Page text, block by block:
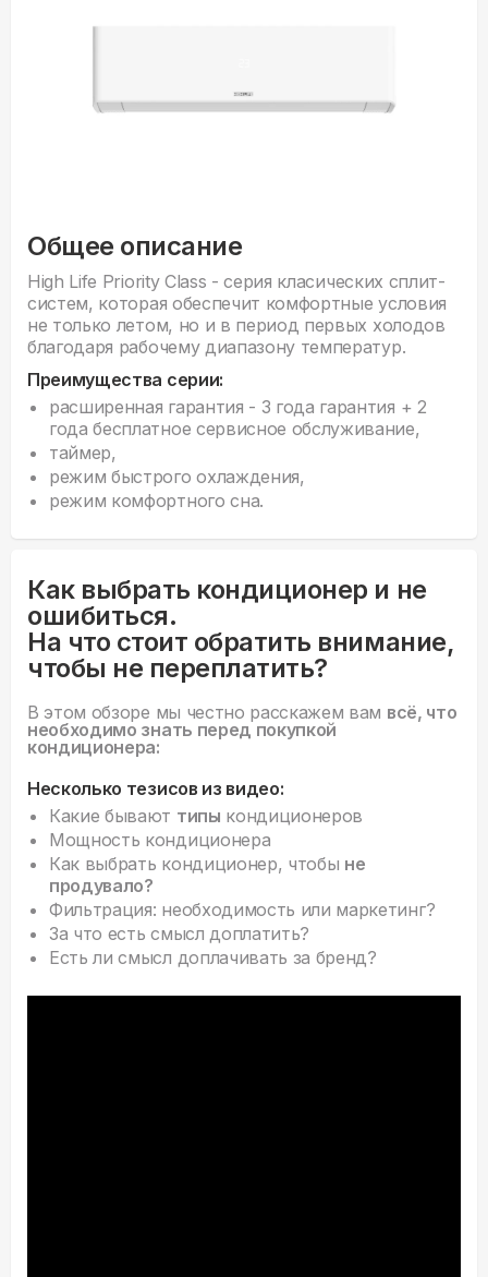
Общее описание
High Life Priority Class - серия класических сплит-
систем, которая обеспечит комфортные условия
не только летом, но и в период первых холодов
благодаря рабочему диапазону температур.
Преимущества серии:
расширенная гарантия - 3 года гарантия + 2
года бесплатное сервисное обслуживание,
таймер,
режим быстрого охлаждения,
режим комфортного сна.
Как выбрать кондиционер и не
ошибиться.
На что стоит обратить внимание,
чтобы не переплатить?
В этом обзоре мы честно расскажем вам всё, что
необходимо знать перед покупкой
кондиционера:
Несколько тезисов из видео:
Какие бывают типы кондиционеров
Мощность кондиционера
Как выбрать кондиционер, чтобы не
продувало?
Фильтрация: необходимость или маркетинг?
За что есть смысл доплатить?
Есть ли смысл доплачивать за бренд?